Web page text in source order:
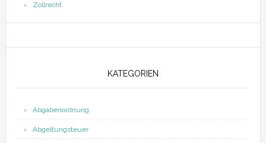
Zollrecht
KATEGORIEN
Abgabenordnung
Abgeltungsteuer